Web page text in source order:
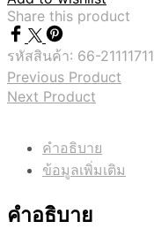
Share this product
รหัสสินค้า: 66-21111711
Previous Product
Next Product
คำอธิบาย
ข้อมูลเพิ่มเติม
คำอธิบาย